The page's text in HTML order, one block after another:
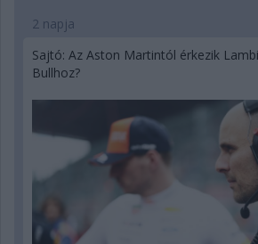
2 napja
Sajtó: Az Aston Martintól érkezik
Bullhoz?